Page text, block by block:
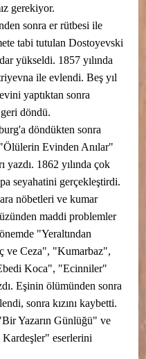
gerekiyor.
tabi tutulan Dostoyevski
yükseldi. 1857 yılında
ile evlendi. Beş yıl
yaptıktan sonra
döndü.
Evinden Anılar"
yazdı. 1862 yılında çok
seyahatini gerçekleştirdi.
nöbetleri ve kumar
maddi problemler
"Yeraltından
ve Ceza", "Kumarbaz",
Koca", "Ecinniler"
Eşinin ölümünden sonra
sonra kızını kaybetti.
Yazarın Günlüğü" ve
eserlerini